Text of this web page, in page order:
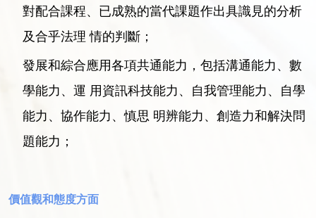
對配合課程、已成熟的當代課題作出具識見的分析
及合乎法理 情的判斷；
發展和綜合應用各項共通能力，包括溝通能力、數
學能力、運 用資訊科技能力、自我管理能力、自學
能力、協作能力、慎思 明辨能力、創造力和解決問
題能力；
價值觀和態度方面